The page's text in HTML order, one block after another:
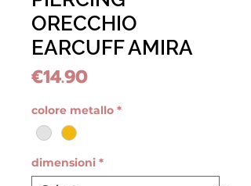
ORECCHIO
EARCUFF AMIRA
€14.90Price
colore metallo *
dimensioni *